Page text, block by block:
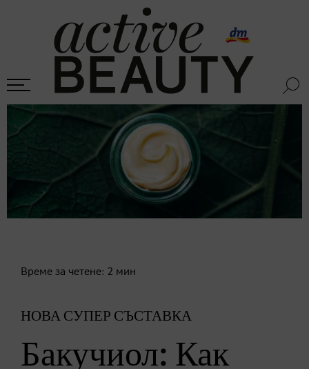
Време за четене: 2 мин
НОВА СУПЕР СЪСТАВКА
Бакучиол: Как